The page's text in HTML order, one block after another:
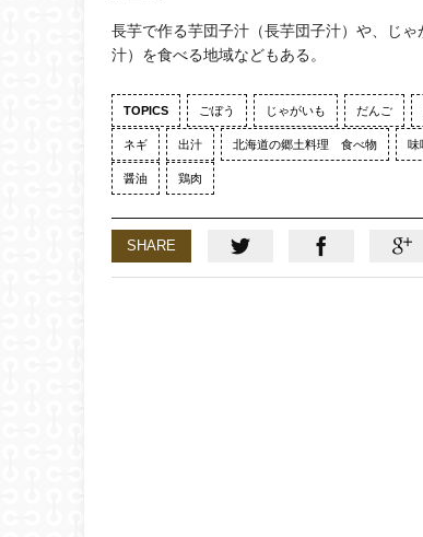
長芋で作る芋団子汁（長芋団子汁）や、じ
汁）を食べる地域などもある。
TOPICS ごぼう じゃがいも だんご
ネギ 出汁 北海道の郷土料理 食べ物 味
醤油 鶏肉
SHARE